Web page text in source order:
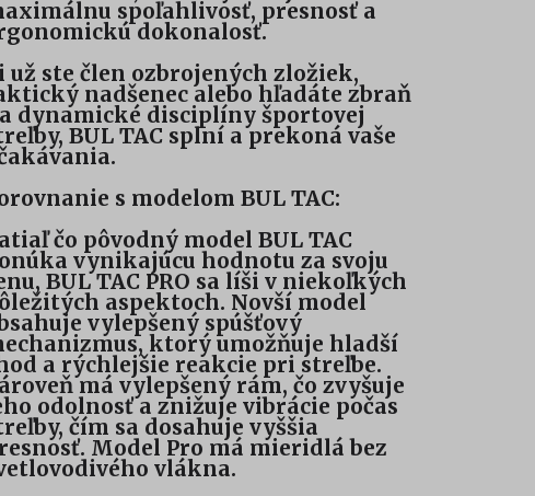
spoľahlivosť, presnosť a
dokonalosť.
už ste člen ozbrojených zložiek,
nadšenec alebo hľadáte zbraň
dynamické disciplíny športovej
BUL TAC splní a prekoná vaše
s modelom BUL TAC:
čo pôvodný model BUL TAC
vynikajúcu hodnotu za svoju
BUL TAC PRO sa líši v niekoľkých
aspektoch. Novší model
vylepšený spúšťový
ktorý umožňuje hladší
a rýchlejšie reakcie pri streľbe.
má vylepšený rám, čo zvyšuje
odolnosť a znižuje vibrácie počas
čím sa dosahuje vyššia
Model Pro má mieridlá bez
vlákna.